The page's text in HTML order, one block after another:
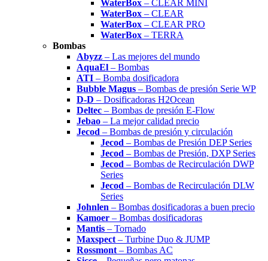
WaterBox – CLEAR MINI
WaterBox – CLEAR
WaterBox – CLEAR PRO
WaterBox – TERRA
Bombas
Abyzz – Las mejores del mundo
AquaEl – Bombas
ATI – Bomba dosificadora
Bubble Magus – Bombas de presión Serie WP
D-D – Dosificadoras H2Ocean
Deltec – Bombas de presión E-Flow
Jebao – La mejor calidad precio
Jecod – Bombas de presión y circulación
Jecod – Bombas de Presión DEP Series
Jecod – Bombas de Presión, DXP Series
Jecod – Bombas de Recirculación DWP
Series
Jecod – Bombas de Recirculación DLW
Series
Johnlen – Bombas dosificadoras a buen precio
Kamoer – Bombas dosificadoras
Mantis – Tornado
Maxspect – Turbine Duo & JUMP
Rossmont – Bombas AC